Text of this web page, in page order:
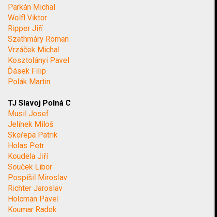
Parkán Michal
Wolfl Viktor
Ripper Jiří
Szathmáry Roman
Vrzáček Michal
Kosztolányi Pavel
Ďásek Filip
Polák Martin
TJ Slavoj Polná C
Musil Josef
Jelínek Miloš
Skořepa Patrik
Holas Petr
Koudela Jiří
Souček Libor
Pospíšil Miroslav
Richter Jaroslav
Holcman Pavel
Koumar Radek